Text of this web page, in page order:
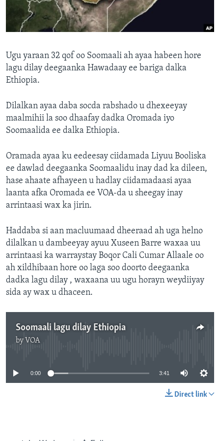
FAAQIDAADDA TODDOBAADKA
DHEXTAALKA TODDOBAADKA
Ugu yaraan 32 qof oo Soomaali ah ayaa habeen hore
lagu dilay deegaanka Hawadaay ee bariga dalka
Ethiopia.
Dilalkan ayaa daba socda rabshado u dhexeeyay
maalmihii la soo dhaafay dadka Oromada iyo
Soomaalida ee dalka Ethiopia.
Oramada ayaa ku eedeesay ciidamada Liyuu Booliska
ee dawlad deegaanka Soomaalidu inay dad ka dileen,
hase ahaate afhayeen u hadlay ciidamadaasi ayaa
laanta afka Oromada ee VOA-da u sheegay inay
arrintaasi wax ka jirin.
Haddaba si aan macluumaad dheeraad ah uga helno
dilalkan u dambeeyay ayuu Xuseen Barre waxaa uu
arrintaasi ka warraystay Boqor Cali Cumar Allaale oo
ah xildhibaan hore oo laga soo doorto deegaanka
dadka lagu dilay , waxaana uu ugu horayn weydiiyay
sida ay wax u dhaceen.
Soomaali lagu dilay Ethiopia
by VOA
0:00 3:41
Direct link